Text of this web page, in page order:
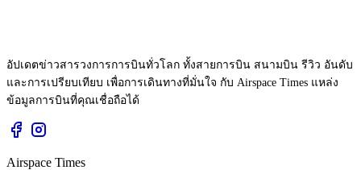
อัปเดตข่าวสารวงการการบินทั่วโลก ทั้งสายการบิน สนามบิน รีวิว อันดับ
และการเปรียบเทียบ เพื่อการเดินทางที่มั่นใจ กับ Airspace Times แหล่ง
ข้อมูลการบินที่คุณเชื่อถือได้
Airspace Times